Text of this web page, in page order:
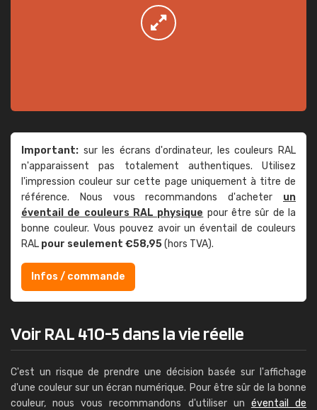
Important: sur les écrans d'ordinateur, les couleurs RAL
n'apparaissent pas totalement authentiques. Utilisez
l'impression couleur sur cette page uniquement à titre de
référence. Nous vous recommandons d'acheter un
éventail de couleurs RAL physique pour être sûr de la
bonne couleur. Vous pouvez avoir un éventail de couleurs
RAL pour seulement €58,95(hors TVA).
Infos / commande
Voir RAL 410-5 dans la vie réelle
C'est un risque de prendre une décision basée sur l'affichage
d'une couleur sur un écran numérique. Pour être sûr de la bonne
couleur, nous vous recommandons d'utiliser un éventail de